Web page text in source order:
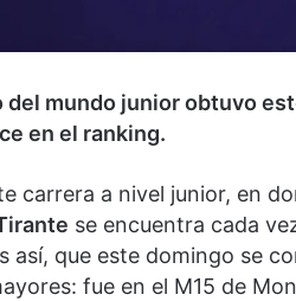
del mundo junior obtuvo
en el ranking.
carrera a nivel junior, en
se encuentra cada
así, que este domingo se
fue en el M15 de